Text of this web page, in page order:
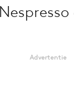
Advertentie